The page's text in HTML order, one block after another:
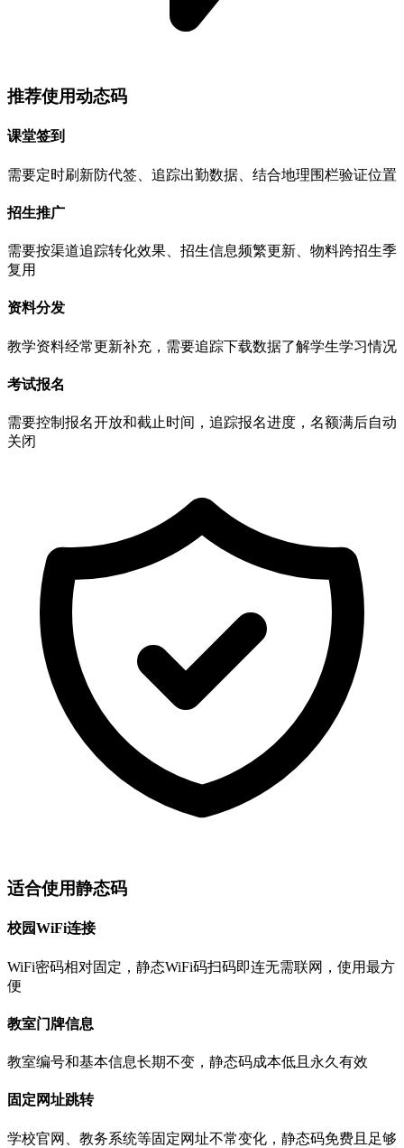
推荐使用动态码
课堂签到
需要定时刷新防代签、追踪出勤数据、结合地理围栏验证位置
招生推广
需要按渠道追踪转化效果、招生信息频繁更新、物料跨招生季
复用
资料分发
教学资料经常更新补充，需要追踪下载数据了解学生学习情况
考试报名
需要控制报名开放和截止时间，追踪报名进度，名额满后自动
关闭
适合使用静态码
校园WiFi连接
WiFi密码相对固定，静态WiFi码扫码即连无需联网，使用最方
便
教室门牌信息
教室编号和基本信息长期不变，静态码成本低且永久有效
固定网址跳转
学校官网、教务系统等固定网址不常变化，静态码免费且足够